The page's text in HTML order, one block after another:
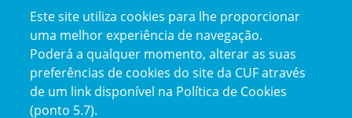
certification2certification3
Este site utiliza cookies para lhe proporcionar
uma melhor experiência de navegação.
Poderá a qualquer momento, alterar as suas
preferências de cookies do site da CUF através
de um link disponível na Política de Cookies
(ponto 5.7).